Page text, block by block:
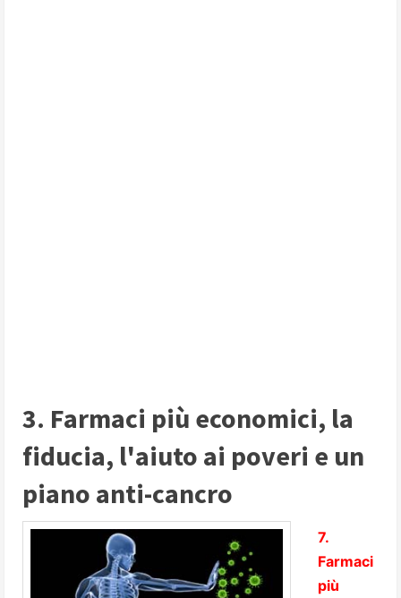
3. Farmaci più economici, la
fiducia, l'aiuto ai poveri e un
piano anti-cancro
7.
Farmaci
più